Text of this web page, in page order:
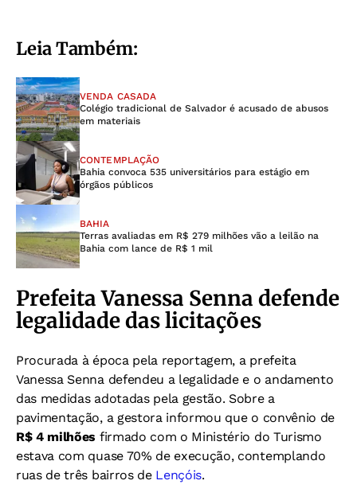
Leia Também:
VENDA CASADA
Colégio tradicional de Salvador é acusado de abusos
em materiais
CONTEMPLAÇÃO
Bahia convoca 535 universitários para estágio em
órgãos públicos
BAHIA
Terras avaliadas em R$ 279 milhões vão a leilão na
Bahia com lance de R$ 1 mil
Prefeita Vanessa Senna defende
legalidade das licitações
Procurada à época pela reportagem, a prefeita
Vanessa Senna defendeu a legalidade e o andamento
das medidas adotadas pela gestão. Sobre a
pavimentação, a gestora informou que o convênio de
R$ 4 milhões firmado com o Ministério do Turismo
estava com quase 70% de execução, contemplando
ruas de três bairros de Lençóis.